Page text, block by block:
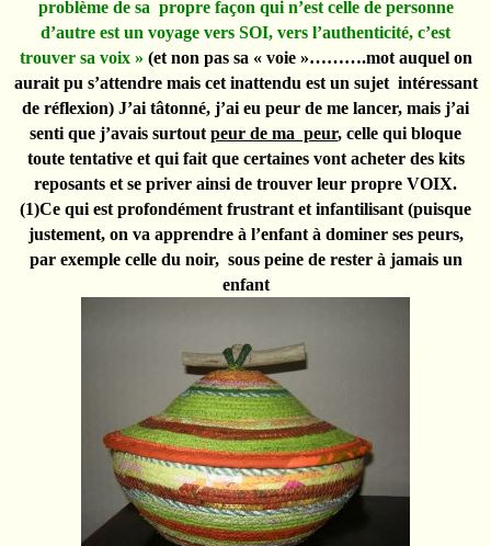
problème de sa propre façon qui n’est celle de personne
d’autre est un voyage vers SOI, vers l’authenticité, c’est
trouver sa voix » (et non pas sa « voie »……….mot auquel on
aurait pu s’attendre mais cet inattendu est un sujet intéressant
de réflexion) J’ai tâtonné, j’ai eu peur de me lancer, mais j’ai
senti que j’avais surtout peur de ma peur, celle qui bloque
toute tentative et qui fait que certaines vont acheter des kits
reposants et se priver ainsi de trouver leur propre VOIX.
(1)Ce qui est profondément frustrant et infantilisant (puisque
justement, on va apprendre à l’enfant à dominer ses peurs,
par exemple celle du noir, sous peine de rester à jamais un
enfant